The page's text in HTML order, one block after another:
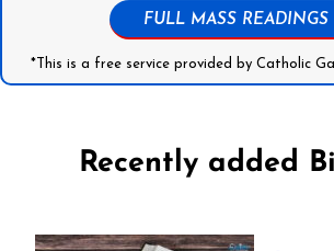
FULL MASS READINGS
*This is a free service provided by Catholic
Recently added